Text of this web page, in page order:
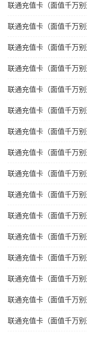
联通充值卡（面值千万
联通充值卡（面值千万
联通充值卡（面值千万
联通充值卡（面值千万
联通充值卡（面值千万
联通充值卡（面值千万
联通充值卡（面值千万
联通充值卡（面值千万
联通充值卡（面值千万
联通充值卡（面值千万
联通充值卡（面值千万
联通充值卡（面值千万
联通充值卡（面值千万
联通充值卡（面值千万
联通充值卡（面值千万
联通充值卡（面值千万